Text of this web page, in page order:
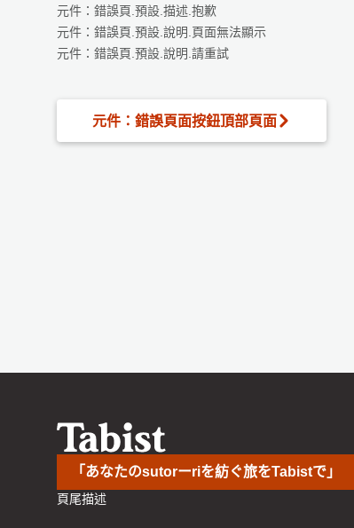
元件：錯誤頁.預設.描述.抱歉
元件：錯誤頁.預設.說明.頁面無法顯示
元件：錯誤頁.預設.說明.請重試
元件：錯誤頁面按鈕頂部頁面
「あなたのsutorーriを紡ぐ旅をTabistで」
頁尾描述